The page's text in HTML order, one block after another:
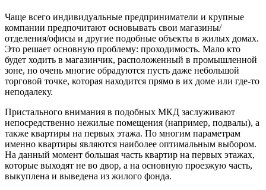
Чаще всего индивидуальные предприниматели и крупные
компании предпочитают основывать свои магазины/
отделения/офисы и другие подобные объекты в жилых домах.
Это решает основную проблему: проходимость. Мало кто
будет ходить в магазинчик, расположенный в промышленной
зоне, но очень многие обрадуются пусть даже небольшой
торговой точке, которая находится прямо в их доме или где-то
неподалеку.
Пристального внимания в подобных МКД заслуживают
непосредственно нежилые помещения (например, подвалы), а
также квартиры на первых этажа. По многим параметрам
именно квартиры являются наиболее оптимальным выбором.
На данный момент большая часть квартир на первых этажах,
которые выходят не во двор, а на основную проезжую часть,
выкуплена и выведена из жилого фонда.